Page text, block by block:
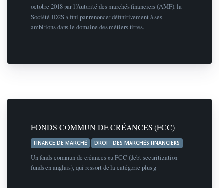
octobre 2018 par l’Autorité des marchés financiers (AMF), la
Société ID2S a fini par renoncer définitivement à ses
ambitions dans le domaine des métiers titres.
FONDS COMMUN DE CRÉANCES (FCC)
FINANCE DE MARCHÉ DROIT DES MARCHÉS FINANCIERS
Un fonds commun de créances ou FCC (debt securitization
funds en anglais), qui ressort de la catégorie plus g